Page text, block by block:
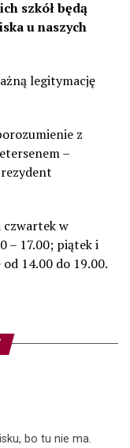
szkół będą
u naszych
legitymację
z
–
czwartek w
– 17.00; piątek i
14.00 do 19.00.
bo tu nie ma.